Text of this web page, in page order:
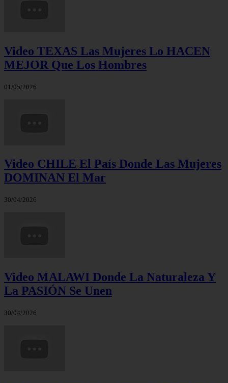
Video TEXAS Las Mujeres Lo HACEN
MEJOR Que Los Hombres
01/05/2026
Video CHILE El País Donde Las Mujeres
DOMINAN El Mar
30/04/2026
Video MALAWI Donde La Naturaleza Y
La PASIÓN Se Unen
30/04/2026